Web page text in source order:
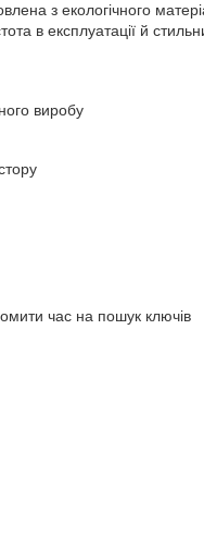
з екологічного
в експлуатації й
виробу
час на пошук ключів